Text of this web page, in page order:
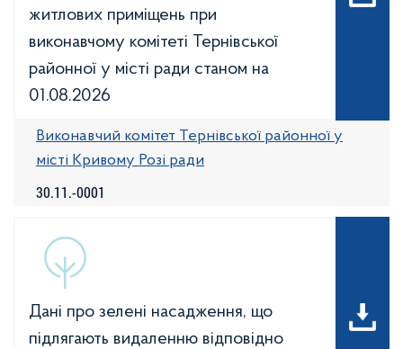
житлових приміщень при
виконавчому комітеті Тернівської
районної у місті ради станом на
01.08.2026
30.11.-0001
Виконавчий комітет Тернівської районної у
місті Кривому Розі ради
Дані про зелені насадження, що
підлягають видаленню відповідно